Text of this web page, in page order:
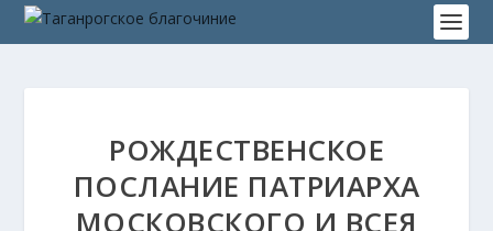
РОЖДЕСТВЕНСКОЕ
ПОСЛАНИЕ ПАТРИАРХА
МОСКОВСКОГО И ВСЕЯ